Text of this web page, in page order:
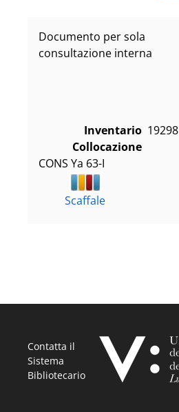
Documento per sola
consultazione interna
Inventario 19298
Collocazione
CONS Ya 63-I
Scaffale
Contatta il
Sistema
Bibliotecario